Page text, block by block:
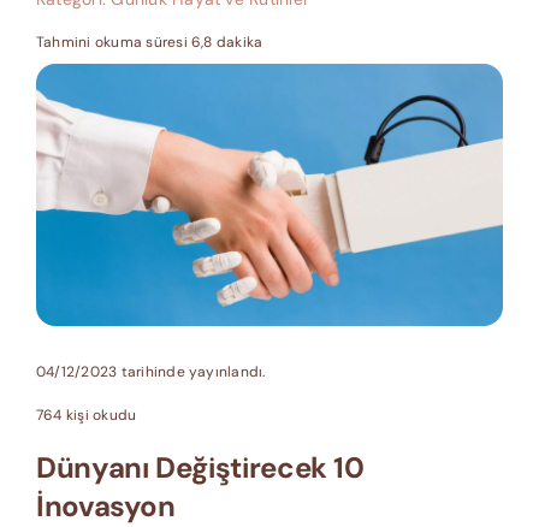
Tahmini okuma süresi 6,8 dakika
04/12/2023 tarihinde yayınlandı.
764 kişi okudu
Dünyanı Değiştirecek 10
İnovasyon